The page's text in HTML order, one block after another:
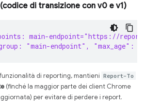
di transizione con v0 e v1)
main-endpoint="https://
"main-endpoint",
di reporting, mantieni Report-To
(finché la maggior parte dei client Chrome
per evitare di perdere i report.